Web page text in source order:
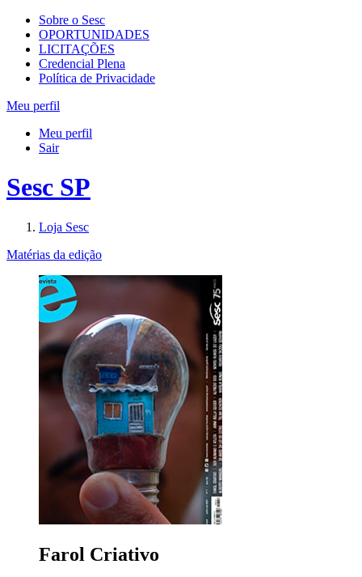
Sobre o Sesc
OPORTUNIDADES
LICITAÇÕES
Credencial Plena
Política de Privacidade
Meu perfil
Meu perfil
Sair
Sesc SP
Loja Sesc
Matérias da edição
Farol Criativo